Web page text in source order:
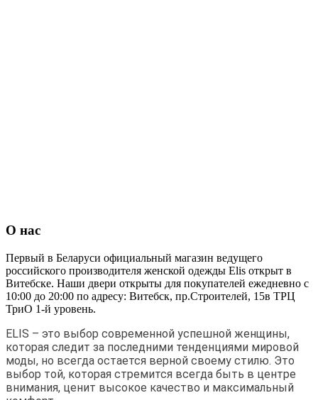
О нас
Первый в Беларуси официальный магазин ведущего
российского производителя женской одежды Elis открыт в
Витебске. Наши двери открыты для покупателей ежедневно с
10:00 до 20:00 по адресу: Витебск, пр.Строителей, 15в ТРЦ
ТриО 1-й уровень.
ELIS – это выбор современной успешной женщины,
которая следит за последними тенденциями мировой
моды, но всегда остается верной своему стилю. Это
выбор той, которая стремится всегда быть в центре
внимания, ценит высокое качество и максимальный